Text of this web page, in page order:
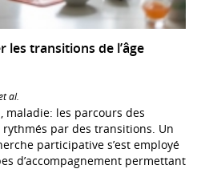
les transitions de l’âge
al.
maladie: les parcours des
rythmés par des transitions. Un
participative s’est employé
d’accompagnement permettant